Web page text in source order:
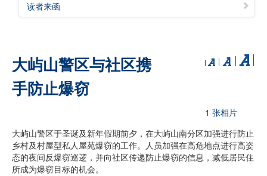
读者来函
大屿山警区与社区携
手防止爆窃
1 张相片
大屿山警区于圣诞及新年假期前夕，在大屿山南分区加强进行防止
乡村及村屋型私人屋苑爆窃的工作。人员加强在高危地点进行高姿
态的夜间反爆窃巡逻，并向社区传递防止爆窃的信息，减低居民住
所成为爆窃目标的机会。